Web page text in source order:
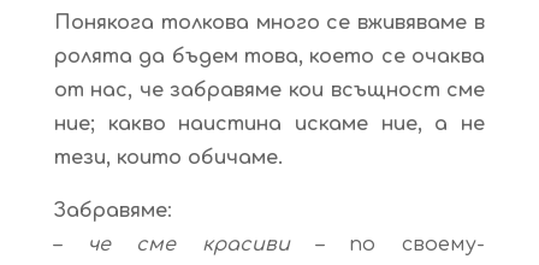
Понякога толкова много се вживяваме в
ролята да бъдем това, което се очаква
от нас, че забравяме кои всъщност сме
ние; какво наистина искаме ние, а не
тези, които обичаме.
Забравяме:
–
че сме красиви– по своему-